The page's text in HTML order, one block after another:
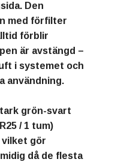
Den
med förfilter
förblir
är avstängd –
i systemet och
användning.
grön-svart
/ 1 tum)
vilket gör
då de flesta